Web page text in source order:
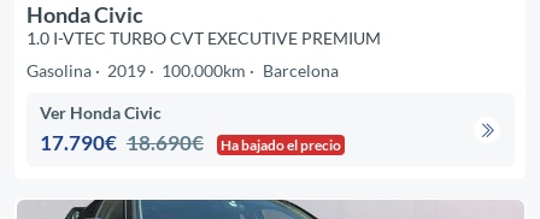
Honda Civic
1.0 I-VTEC TURBO CVT EXECUTIVE PREMIUM
Gasolina
2019 100.000km Barcelona
Ver Honda Civic
17.790€ 18.690€ Ha bajado el precio